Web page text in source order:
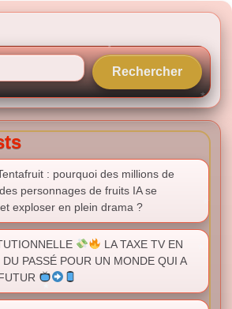
Rechercher
: pourquoi des millions de
personnages de fruits IA se
exploser en plein drama ?
LA TAXE TV EN
PASSÉ POUR UN MONDE QUI A